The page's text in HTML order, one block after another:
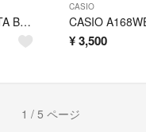
CASIO カシオ DATA BANK データバンク DBC-611
CASIO
¥ 3,500
1 / 5 ページ